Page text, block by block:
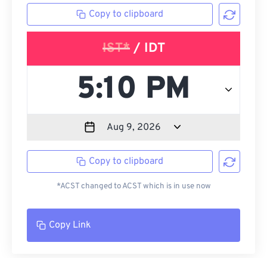
Copy to clipboard
IST*/ IDT
Copy to clipboard
*ACST changed to ACST which is in use now
Copy Link